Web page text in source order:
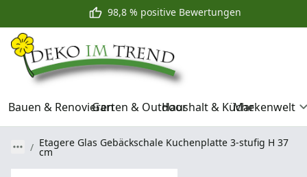
98,8 % positive Bewertungen
Bauen & RenovierenGarten & OutdoorHaushalt & KücheMarkenwelt
Etagere Glas Gebäckschale Kuchenplatte 3-stufig H 37
cm